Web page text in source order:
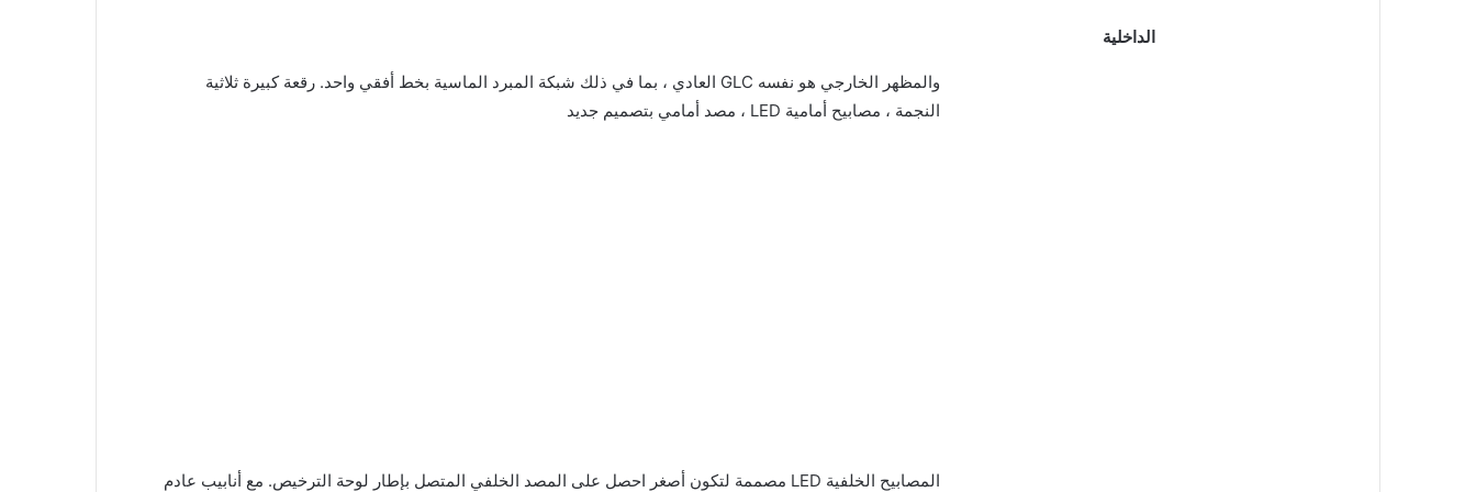
والمظهر الخارجي هو نفسه GLC العادي ، بما في ذلك شبكة المبرد الماسية بخط أفقي واحد. رقعة كبيرة ثلاثية
النجمة ، مصابيح أمامية LED ، مصد أمامي بتصميم جديد
المصابيح الخلفية LED مصممة لتكون أصغر احصل على المصد الخلفي المتصل بإطار لوحة الترخيص. مع أنابيب عادم
الداخلية